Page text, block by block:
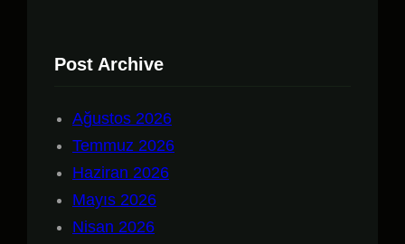
Post Archive
Ağustos 2026
Temmuz 2026
Haziran 2026
Mayıs 2026
Nisan 2026